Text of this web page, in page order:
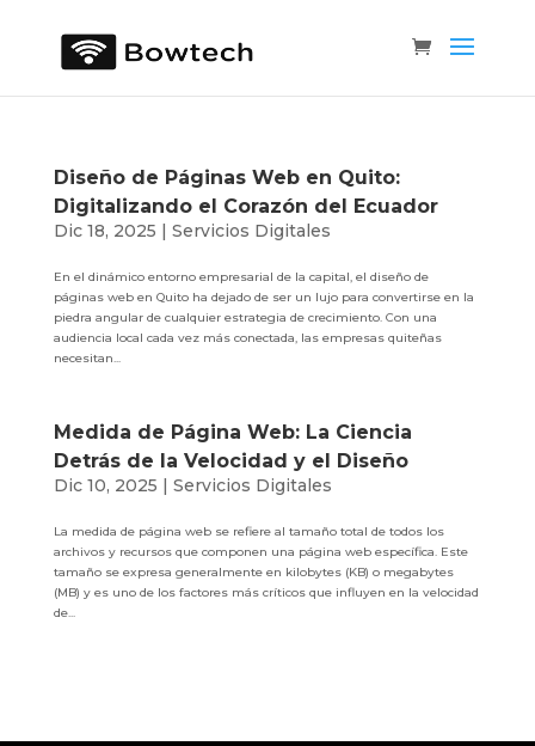
Diseño de Páginas Web en Quito:
Digitalizando el Corazón del Ecuador
Dic 18, 2025 | Servicios Digitales
En el dinámico entorno empresarial de la capital, el diseño de
páginas web en Quito ha dejado de ser un lujo para convertirse en la
piedra angular de cualquier estrategia de crecimiento. Con una
audiencia local cada vez más conectada, las empresas quiteñas
necesitan...
Medida de Página Web: La Ciencia
Detrás de la Velocidad y el Diseño
Dic 10, 2025 | Servicios Digitales
La medida de página web se refiere al tamaño total de todos los
archivos y recursos que componen una página web específica. Este
tamaño se expresa generalmente en kilobytes (KB) o megabytes
(MB) y es uno de los factores más críticos que influyen en la velocidad
de...